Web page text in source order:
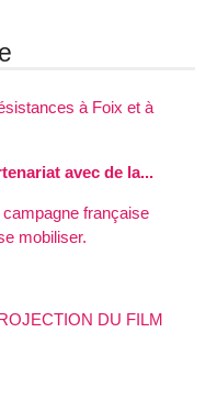
à Foix et à
avec de la...
française
mobiliser.
DU FILM